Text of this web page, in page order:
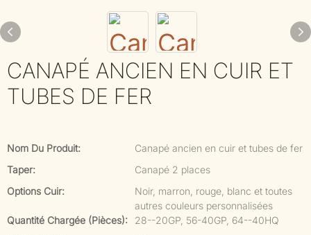
CANAPÉ ANCIEN EN CUIR ET
TUBES DE FER
Nom Du Produit:
Canapé ancien en cuir et tubes de fer
Taper:
Canapé 2 places
Options Cuir:
Noir, marron, rouge, blanc et toutes
autres couleurs personnalisées
Quantité Chargée (pièces):
28--20GP, 56-40GP, 64--40HQ